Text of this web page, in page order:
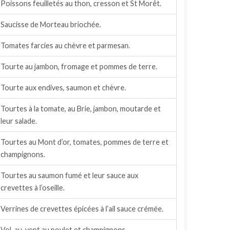
Poissons feuilletés au thon, cresson et St Morêt.
Saucisse de Morteau briochée.
Tomates farcies au chèvre et parmesan.
Tourte au jambon, fromage et pommes de terre.
Tourte aux endives, saumon et chèvre.
Tourtes à la tomate, au Brie, jambon, moutarde et
leur salade.
Tourtes au Mont d’or, tomates, pommes de terre et
champignons.
Tourtes au saumon fumé et leur sauce aux
crevettes à l’oseille.
Verrines de crevettes épicées à l’ail sauce crémée.